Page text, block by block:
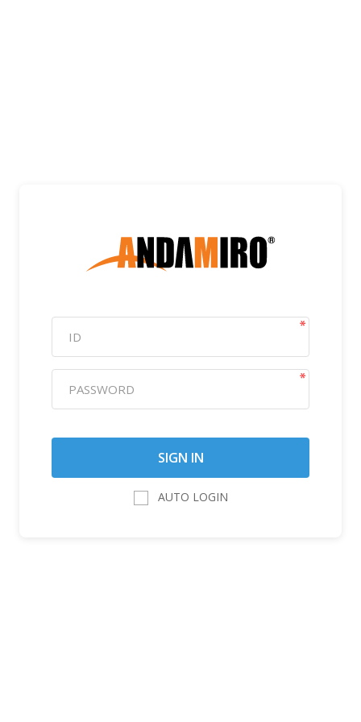
AUTO LOGIN